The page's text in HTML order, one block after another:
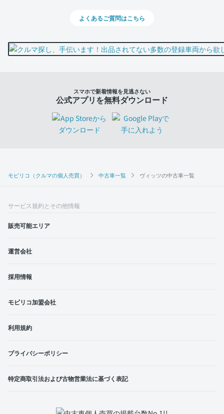
モビリコ（クルマの個人売買） 中古車一覧 ヴィッツの中古車一覧
よくあるご質問はこちら
スマホで新着情報を見逃さない
公式アプリを無料ダウンロード
サービス規約とその他情報
販売可能エリア
運営会社
採用情報
モビリコ加盟会社
利用規約
プライバシーポリシー
特定商取引法および古物営業法に基づく表記